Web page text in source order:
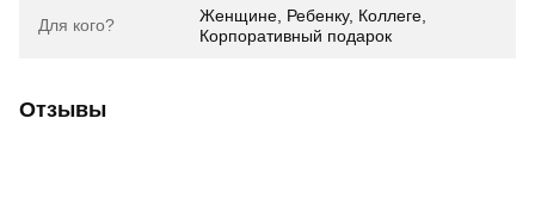
Для кого?
Женщине, Ребенку, Коллеге,
Корпоративный подарок
Отзывы